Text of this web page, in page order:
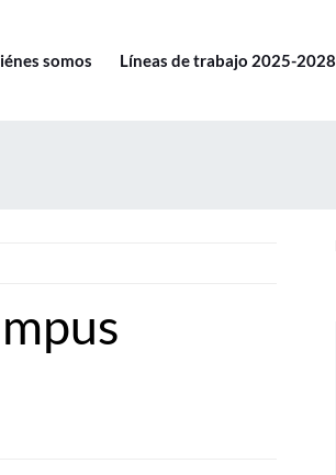
somos Líneas de trabajo 2025-2028